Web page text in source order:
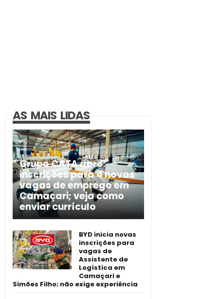
AS MAIS LIDAS
Grupo CATA abre
inscrições para 4 novas
vagas de emprego em
Camaçari; veja como
enviar currículo
BYD inicia novas
inscrições para
vagas de
Assistente de
Logística em
Camaçari e
Simões Filho; não exige experiência